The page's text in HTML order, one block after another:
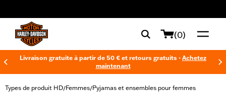
(0)
Livraison gratuite à partir de 50 € et retours gratuits - Achetez
maintenant
Types de produit HD/Femmes/Pyjamas et ensembles pour femmes